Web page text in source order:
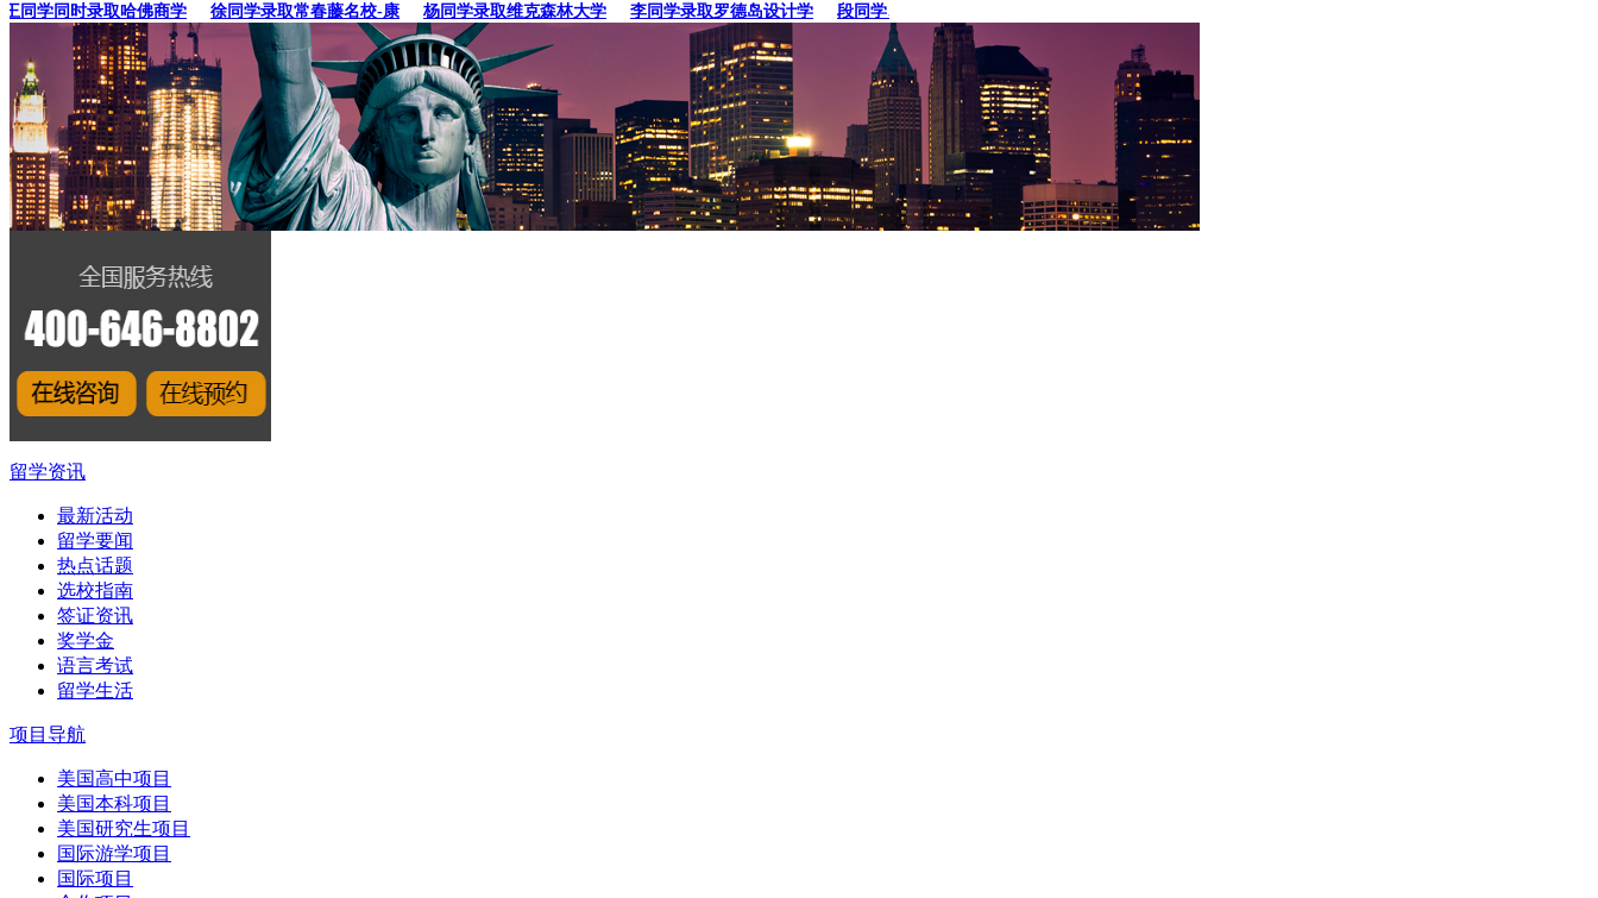
学同时录取哈佛商学
徐同学录取常春藤名校-康 杨同学录取维克森林大学 李同学录取罗德岛设计学 段同学、贾同学录取纽约
留学资讯
最新活动
留学要闻
热点话题
选校指南
签证资讯
奖学金
语言考试
留学生活
项目导航
美国高中项目
美国本科项目
美国研究生项目
国际游学项目
国际项目